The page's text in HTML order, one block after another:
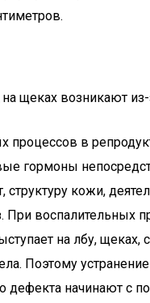
щеках возникают из-
процессов в
гормоны
структуру кожи,
При воспалительных
на лбу, щеках,
Поэтому устранение
дефекта начинают с